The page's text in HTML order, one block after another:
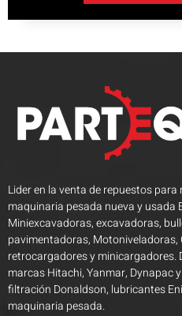
Lider en la venta de repuestos
maquinaria pesada nueva y usada
Miniexcavadoras, excavadoras,
pavimentadoras,
retrocargadores y minicargadores.
marcas Hitachi, Yanmar, Dynapac
filtración Donaldson, lubricantes
maquinaria pesada.